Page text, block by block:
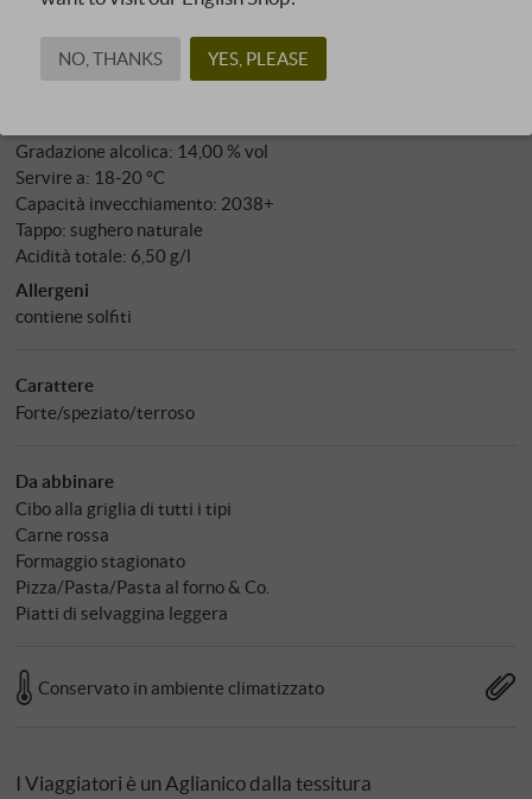
Aglianico
Coltivazione: naturale
Gradazione alcolica: 14,00 % vol
Servire a: 18‑20 °C
Capacità invecchiamento: 2038+
Tappo: sughero naturale
Acidità totale: 6,50 g/l
Allergeni
contiene solfiti
Carattere
Forte/speziato/terroso
Da abbinare
Cibo alla griglia di tutti i tipi
Carne rossa
Formaggio stagionato
Pizza/Pasta/Pasta al forno & Co.
Piatti di selvaggina leggera
Conservato in ambiente climatizzato
I Viaggiatori è un Aglianico dalla tessitura
NO, THANKS YES, PLEASE